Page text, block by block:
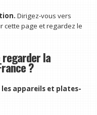
Dirigez-vous vers
cette page et regardez le
regarder la
?
appareils et plates-